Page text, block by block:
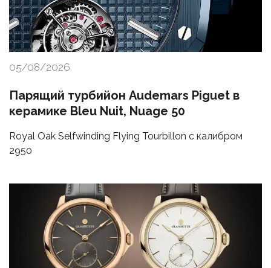
05/08/2026
Парящий турбийон Audemars Piguet в
керамике Bleu Nuit, Nuage 50
Royal Oak Selfwinding Flying Tourbillon с калибром
2950